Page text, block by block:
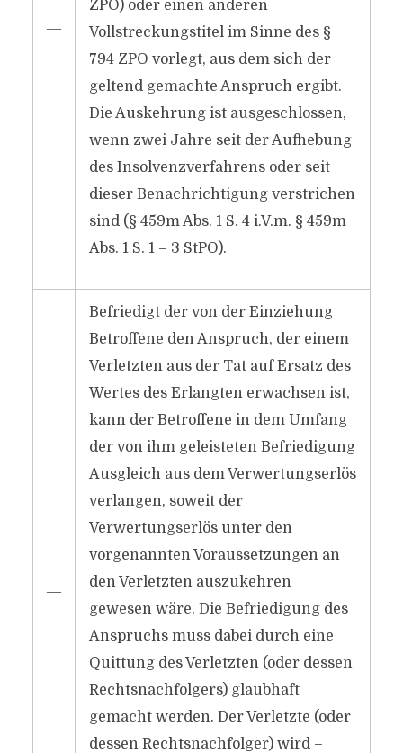
―
ZPO) oder einen anderen
Vollstreckungstitel im Sinne des §
794 ZPO vorlegt, aus dem sich der
geltend gemachte Anspruch ergibt.
Die Auskehrung ist ausgeschlossen,
wenn zwei Jahre seit der Aufhebung
des Insolvenzverfahrens oder seit
dieser Benachrichtigung verstrichen
sind (§ 459m Abs. 1 S. 4 i.V.m. § 459m
Abs. 1 S. 1 – 3 StPO).
―
Befriedigt der von der Einziehung
Betroffene den Anspruch, der einem
Verletzten aus der Tat auf Ersatz des
Wertes des Erlangten erwachsen ist,
kann der Betroffene in dem Umfang
der von ihm geleisteten Befriedigung
Ausgleich aus dem Verwertungserlös
verlangen, soweit der
Verwertungserlös unter den
vorgenannten Voraussetzungen an
den Verletzten auszukehren
gewesen wäre. Die Befriedigung des
Anspruchs muss dabei durch eine
Quittung des Verletzten (oder dessen
Rechtsnachfolgers) glaubhaft
gemacht werden. Der Verletzte (oder
dessen Rechtsnachfolger) wird –